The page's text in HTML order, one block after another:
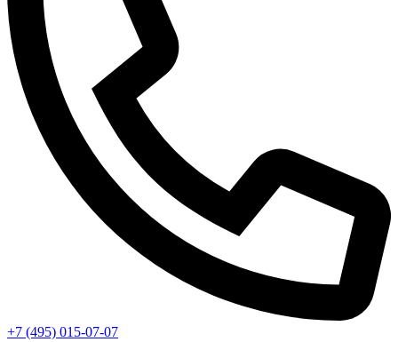
+7 (495) 015-07-07